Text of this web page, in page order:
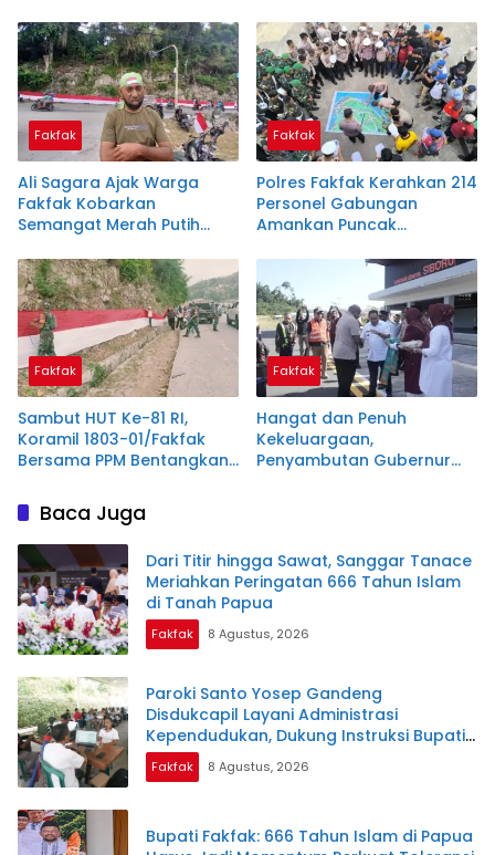
Batu
Fakfak
Ali Sagara Ajak Warga
Fakfak Kobarkan
Semangat Merah Putih
Bendera 1.200 Meter
Fakfak
Polres Fakfak Kerahkan 214
Personel Gabungan
Amankan Puncak
Islam di Tanah Papua
Fakfak
Sambut HUT Ke-81 RI,
Koramil 1803-01/Fakfak
Bersama PPM Bentangkan
Meter
Fakfak
Hangat dan Penuh
Kekeluargaan,
Penyambutan Gubernur
Baca Juga
Dari Titir hingga Sawat, Sanggar Tanace
Meriahkan Peringatan 666 Tahun Islam
di Tanah Papua
Fakfak 8 Agustus, 2026
Paroki Santo Yosep Gandeng
Disdukcapil Layani Administrasi
Kependudukan, Dukung Instruksi Bupati
Samaun Dahlan
Fakfak 8 Agustus, 2026
Bupati Fakfak: 666 Tahun Islam di Papua